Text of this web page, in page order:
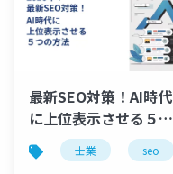
最新SEO対策！AI時代
に上位表示させる５つ
の方法士業 seo